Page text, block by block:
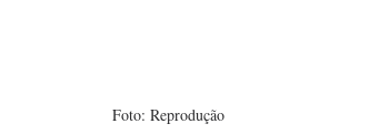
Foto: Reprodução